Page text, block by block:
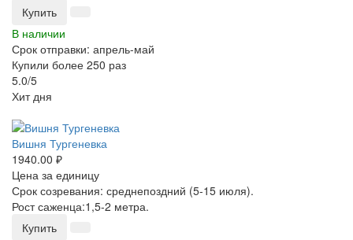
Купить
В наличии
Срок отправки: апрель-май
Купили более 250 раз
5.0/5
Хит дня
Вишня Тургеневка
1940.00 ₽
Цена за единицу
Срок созревания: среднепоздний (5-15 июля).
Рост саженца:1,5-2 метра.
Купить